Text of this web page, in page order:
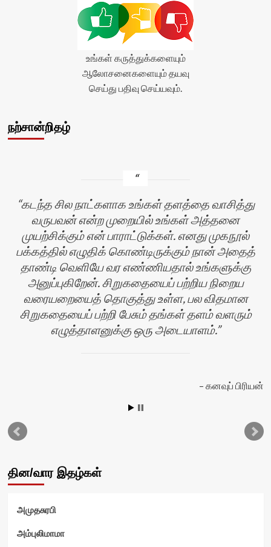
உங்கள் கருத்துக்களையும்
ஆலோசனைகளையும் தயவு
செய்து பதிவு செய்யவும்.
நற்சான்றிதழ்
கடந்த சில நாட்களாக உங்கள் தளத்தை வாசித்து
வருபவன் என்ற முறையில் உங்கள் அத்தனை
முயற்சிக்கும் என் பாராட்டுக்கள். எனது முகநூல்
பக்கத்தில் எழுதிக் கொண்டிருக்கும் நான் அதைத்
தாண்டி வெளியே வர எண்ணியதால் உங்களுக்கு
அனுப்புகிறேன். சிறுகதையைப் பற்றிய நிறைய
வரையறையைத் தொகுத்து உள்ள, பல விதமான
சிறுகதையைப் பற்றி பேசும் தங்கள் தளம் வளரும்
எழுத்தாளனுக்கு ஒரு அடையாளம்.
கனவுப் பிரியன்
தின/வார இதழ்கள்
அமுதசுரபி
அம்புலிமாமா